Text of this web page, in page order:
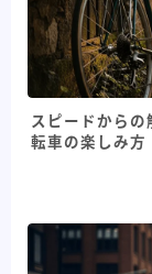
スピードからの
転車の楽しみ方